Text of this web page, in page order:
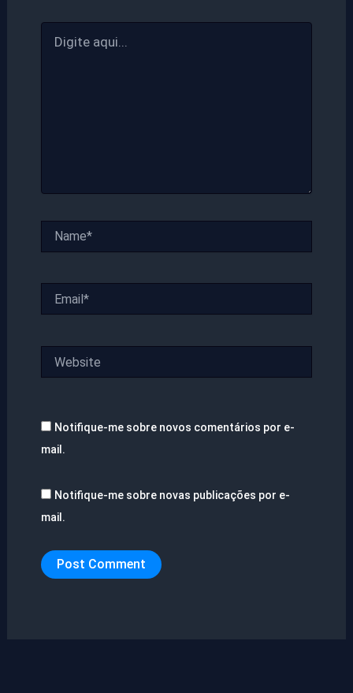
aqui...
Notifique-me sobre novos comentários por e-
mail.
Notifique-me sobre novas publicações por e-
mail.